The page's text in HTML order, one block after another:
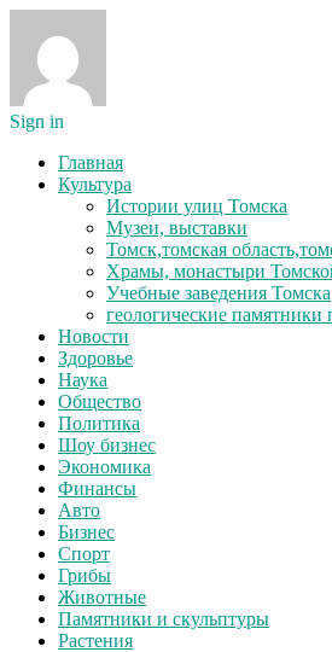
Sign in
Главная
Культура
Истории улиц Томска
Музеи, выставки
Томск,томская
Храмы, монастыри
Учебные заведения Томска
геологические
Новости
Здоровье
Наука
Общество
Политика
Шоу бизнес
Экономика
Финансы
Авто
Бизнес
Спорт
Грибы
Животные
Памятники и скульптуры
Растения